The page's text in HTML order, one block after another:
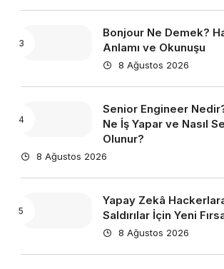
Bonjour Ne Demek?
Anlamı ve Okunuşu
8 Ağustos 2026
Senior Engineer
Ne İş Yapar ve Nasıl
Olunur?
8 Ağustos 2026
Yapay Zekâ
Saldırılar İçin Yeni
8 Ağustos 2026